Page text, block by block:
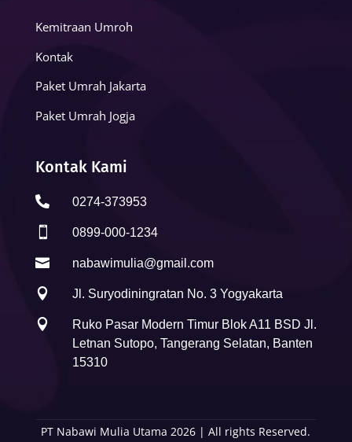
Kemitraan Umroh
Kontak
Paket Umrah Jakarta
Paket Umrah Jogja
Kontak Kami
 0274-373953
 0899-000-1234
 nabawimulia@gmail.com
 Jl. Suryodiningratan No. 3 Yogyakarta

Ruko Pasar Modern Timur Blok A11 BSD Jl.
Letnan Sutopo, Tangerang Selatan, Banten
15310
PT Nabawi Mulia Utama 2026 | All rights Reserved.